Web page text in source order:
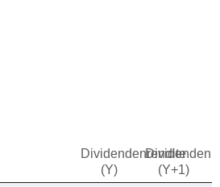
Dividendenrendite
(Y)
(Y+1)